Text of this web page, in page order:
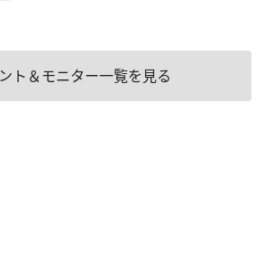
ト＆モニター一覧を見る